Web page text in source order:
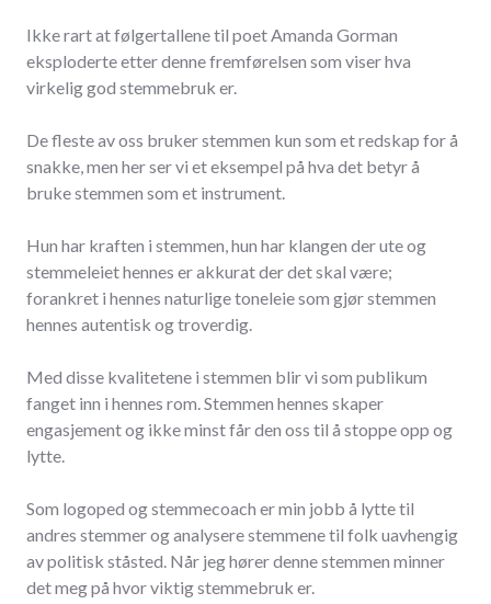
Ikke rart at følgertallene til poet Amanda Gorman
eksploderte etter denne fremførelsen som viser hva
virkelig god stemmebruk er.
De fleste av oss bruker stemmen kun som et redskap for å
snakke, men her ser vi et eksempel på hva det betyr å
bruke stemmen som et instrument.
Hun har kraften i stemmen, hun har klangen der ute og
stemmeleiet hennes er akkurat der det skal være;
forankret i hennes naturlige toneleie som gjør stemmen
hennes autentisk og troverdig.
Med disse kvalitetene i stemmen blir vi som publikum
fanget inn i hennes rom. Stemmen hennes skaper
engasjement og ikke minst får den oss til å stoppe opp og
lytte.
Som logoped og stemmecoach er min jobb å lytte til
andres stemmer og analysere stemmene til folk uavhengig
av politisk ståsted. Når jeg hører denne stemmen minner
det meg på hvor viktig stemmebruk er.